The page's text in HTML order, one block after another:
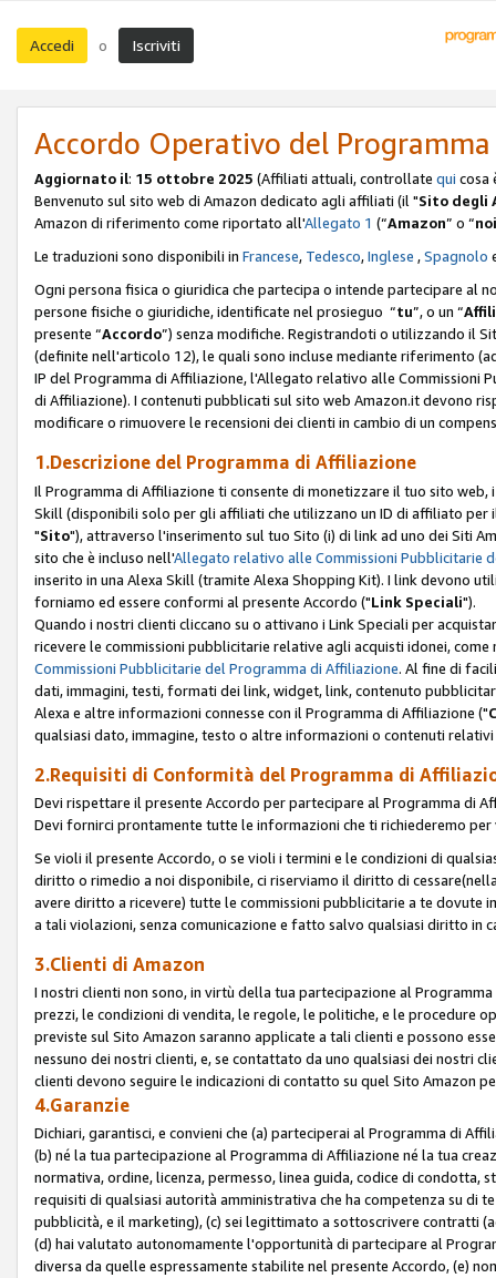
Accedi o Iscriviti
Accordo Operativo del
Aggiornato il: 15 ottobre 2025 (Affiliati attuali, controllate qui cosa
Benvenuto sul sito web di Amazon dedicato agli affiliati (il "Sito degli
Amazon di riferimento come riportato all'Allegato 1 (“Amazon” o “noi
Le traduzioni sono disponibili in Francese, Tedesco,Inglese ,Spagnolo
Ogni persona fisica o giuridica che partecipa o intende partecipare al
persone fisiche o giuridiche, identificate nel prosieguo “tu”, o un “
presente “Accordo”) senza modifiche. Registrandoti o utilizzando il
(definite nell'articolo 12), le quali sono incluse mediante riferimento
IP del Programma di Affiliazione, l'Allegato relativo alle Commissioni
di Affiliazione). I contenuti pubblicati sul sito web Amazon.it devono
modificare o rimuovere le recensioni dei clienti in cambio di un
1.Descrizione del Programma di Affiliazione
Il Programma di Affiliazione ti consente di monetizzare il tuo sito
Skill (disponibili solo per gli affiliati che utilizzano un ID di affiliato per
"Sito"), attraverso l'inserimento sul tuo Sito (i) di link ad uno dei Siti
sito che è incluso nell'Allegato relativo alle Commissioni Pubblicitarie
inserito in una Alexa Skill (tramite Alexa Shopping Kit). I link devono
forniamo ed essere conformi al presente Accordo ("Link Speciali").
Quando i nostri clienti cliccano su o attivano i Link Speciali per
ricevere le commissioni pubblicitarie relative agli acquisti idonei,
Commissioni Pubblicitarie del Programma di Affiliazione. Al fine di
dati, immagini, testi, formati dei link, widget, link, contenuto
Alexa e altre informazioni connesse con il Programma di Affiliazione ("
qualsiasi dato, immagine, testo o altre informazioni o contenuti
2.Requisiti di Conformità del Programma di
Devi rispettare il presente Accordo per partecipare al Programma di
Devi fornirci prontamente tutte le informazioni che ti richiederemo
Se violi il presente Accordo, o se violi i termini e le condizioni di
diritto o rimedio a noi disponibile, ci riserviamo il diritto di
avere diritto a ricevere) tutte le commissioni pubblicitarie a te dovute
a tali violazioni, senza comunicazione e fatto salvo qualsiasi diritto in
3.Clienti di Amazon
I nostri clienti non sono, in virtù della tua partecipazione al
prezzi, le condizioni di vendita, le regole, le politiche, e le procedure
previste sul Sito Amazon saranno applicate a tali clienti e possono
nessuno dei nostri clienti, e, se contattato da uno qualsiasi dei nostri
clienti devono seguire le indicazioni di contatto su quel Sito Amazon
4.Garanzie
Dichiari, garantisci, e convieni che (a) parteciperai al Programma di
(b) né la tua partecipazione al Programma di Affiliazione né la tua
normativa, ordine, licenza, permesso, linea guida, codice di
requisiti di qualsiasi autorità amministrativa che ha competenza su di
pubblicità, e il marketing), (c) sei legittimato a sottoscrivere contratti
(d) hai valutato autonomamente l'opportunità di partecipare al
diversa da quelle espressamente stabilite nel presente Accordo, (e)